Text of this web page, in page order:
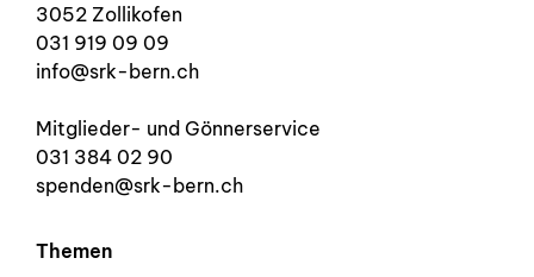
3052 Zollikofen
031 919 09 09
info@srk-bern.ch
Mitglieder- und Gönnerservice
031 384 02 90
spenden@srk-bern.ch
Themen